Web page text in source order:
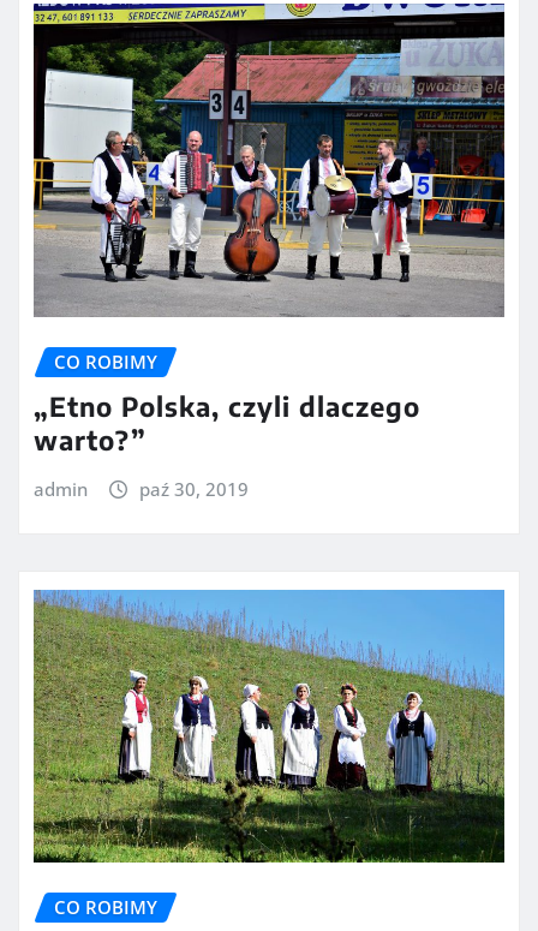
CO ROBIMY
„Etno Polska, czyli dlaczego
warto?”
admin paź 30, 2019
CO ROBIMY